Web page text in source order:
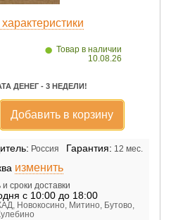
• Товар в наличии
10.08.26
ДЕНЕГ - 3 НЕДЕЛИ!
Добавить в корзину
Россия Гарантия: 12 мес.
изменить
сроки доставки
с 10:00 до 18:00
Новокосино, Митино, Бутово,